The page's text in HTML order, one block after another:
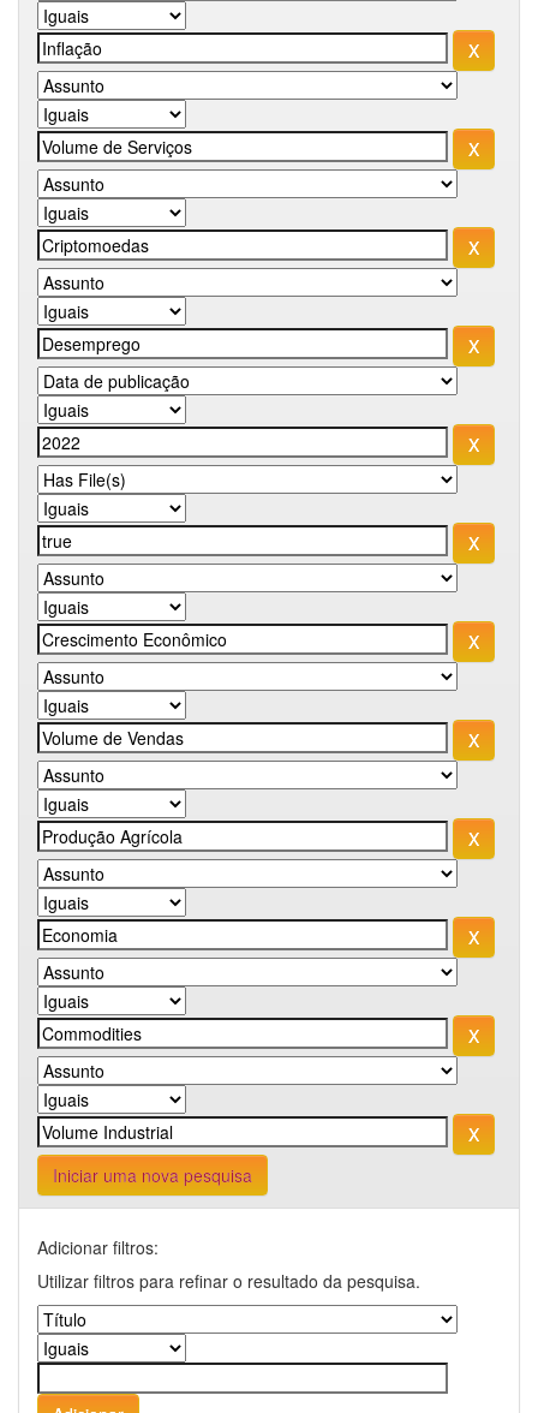
Iniciar uma nova pesquisa
Adicionar filtros:
Utilizar filtros para refinar o resultado da pesquisa.